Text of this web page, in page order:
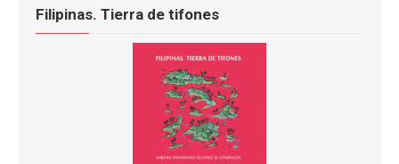
Filipinas. Tierra de tifones